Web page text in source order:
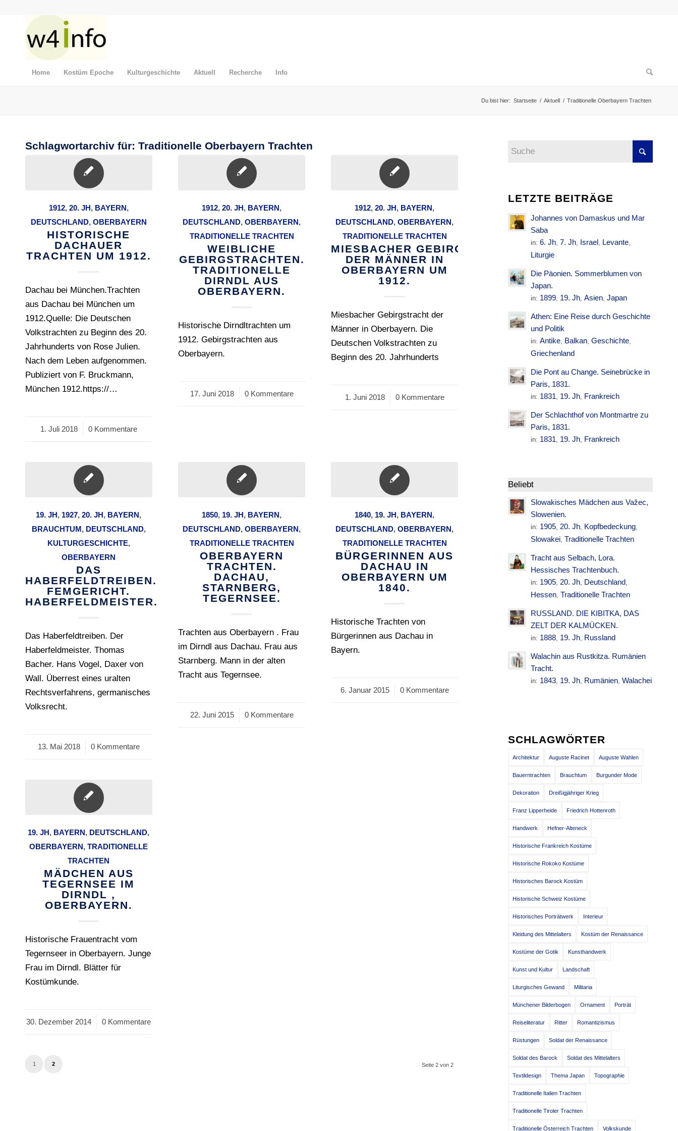
Home Kostüm Epoche Kulturgeschichte Aktuell Recherche Info
Du bist hier: Startseite / Aktuell / Traditionelle Oberbayern Trachten
Schlagwortarchiv für: Traditionelle Oberbayern Trachten
1912, 20. JH, BAYERN,
DEUTSCHLAND, OBERBAYERN
HISTORISCHE
DACHAUER
TRACHTEN UM 1912.
Dachau bei München.Trachten
aus Dachau bei München um
1912.Quelle: Die Deutschen
Volkstrachten zu Beginn des 20.
Jahrhunderts von Rose Julien.
Nach dem Leben aufgenommen.
Publiziert von F. Bruckmann,
München 1912.https://…
1. Juli 2018
/ 0 Kommentare
1912,20. JH, BAYERN,
DEUTSCHLAND,OBERBAYERN,
TRADITIONELLE TRACHTEN
WEIBLICHE
GEBIRGSTRACHTEN.
TRADITIONELLE
DIRNDL AUS
OBERBAYERN.
Historische Dirndltrachten um
1912. Gebirgstrachten aus
Oberbayern.
17. Juni 2018
/ 0 Kommentare
1912,20. JH, BAYERN,
DEUTSCHLAND,OBERBAYERN,
TRADITIONELLE TRACHTEN
MIESBACHER GEBIRGSTRACHT
DER MÄNNER IN
OBERBAYERN UM
1912.
Miesbacher Gebirgstracht der
Männer in Oberbayern. Die
Deutschen Volkstrachten zu
Beginn des 20. Jahrhunderts
1. Juni 2018
/ 0 Kommentare
19. JH, 1927,20. JH, BAYERN,
BRAUCHTUM, DEUTSCHLAND,
KULTURGESCHICHTE,
OBERBAYERN
DAS
HABERFELDTREIBEN.
FEMGERICHT.
HABERFELDMEISTER.
Das Haberfeldtreiben. Der
Haberfeldmeister. Thomas
Bacher. Hans Vogel, Daxer von
Wall. Überrest eines uralten
Rechtsverfahrens, germanisches
Volksrecht.
13. Mai 2018
/ 0 Kommentare
1850, 19. JH, BAYERN,
DEUTSCHLAND,OBERBAYERN,
TRADITIONELLE TRACHTEN
OBERBAYERN
TRACHTEN.
DACHAU,
STARNBERG,
TEGERNSEE.
Trachten aus Oberbayern . Frau
im Dirndl aus Dachau. Frau aus
Starnberg. Mann in der alten
Tracht aus Tegernsee.
22. Juni 2015
/ 0 Kommentare
1840, 19. JH, BAYERN,
DEUTSCHLAND,OBERBAYERN,
TRADITIONELLE TRACHTEN
BÜRGERINNEN AUS
DACHAU IN
OBERBAYERN UM
1840.
Historische Trachten von
Bürgerinnen aus Dachau in
Bayern.
6. Januar 2015
/ 0 Kommentare
19. JH, BAYERN, DEUTSCHLAND,
OBERBAYERN,TRADITIONELLE
TRACHTEN
MÄDCHEN AUS
TEGERNSEE IM
DIRNDL ,
OBERBAYERN.
Historische Frauentracht vom
Tegernseer in Oberbayern. Junge
Frau im Dirndl. Blätter für
Kostümkunde.
30. Dezember 2014
/ 0 Kommentare
Seite 2 von 2
1 2
LETZTE BEITRÄGE
Johannes von Damaskus und Mar
Saba
in:6. Jh, 7. Jh, Israel, Levante,
Liturgie
Die Päonien. Sommerblumen von
Japan.
in: 1899, 19. Jh,Asien,Japan
Athen: Eine Reise durch Geschichte
und Politik
in:Antike, Balkan,Geschichte,
Griechenland
Die Pont au Change. Seinebrücke in
Paris, 1831.
in: 1831, 19. Jh, Frankreich
Der Schlachthof von Montmartre zu
Paris, 1831.
in: 1831, 19. Jh, Frankreich
Beliebt
Slowakisches Mädchen aus Važec,
Slowenien.
in: 1905,20. Jh, Kopfbedeckung,
Slowakei, Traditionelle Trachten
Tracht aus Selbach, Lora.
Hessisches Trachtenbuch.
in: 1905,20. Jh, Deutschland,
Hessen, Traditionelle Trachten
RUSSLAND. DIE KIBITKA, DAS
ZELT DER KALMÜCKEN.
in: 1888, 19. Jh, Russland
Walachin aus Rustkitza. Rumänien
Tracht.
in: 1843, 19. Jh, Rumänien,Walachei
SCHLAGWÖRTER
Architektur Auguste Racinet Auguste Wahlen
Bauerntrachten Brauchtum Burgunder Mode
Dekoration Dreißigjähriger Krieg
Franz Lipperheide Friedrich Hottenroth
Handwerk Hefner-Alteneck
Historische Frankreich Kostüme
Historische Rokoko Kostüme
Historisches Barock Kostüm
Historische Schweiz Kostüme
Historisches Porträtwerk Interieur
Kleidung des Mittelalters Kostüm der Renaissance
Kostüme der Gotik Kunsthandwerk
Kunst und Kultur Landschaft
Liturgisches Gewand Militaria
Münchener Bilderbogen Ornament Porträt
Reiseliteratur Ritter Romantizismus
Rüstungen Soldat der Renaissance
Soldat des Barock Soldat des Mittelalters
Textildesign Thema Japan Topographie
Traditionelle Italien Trachten
Traditionelle Tiroler Trachten
Traditionelle Österreich Trachten Volkskunde